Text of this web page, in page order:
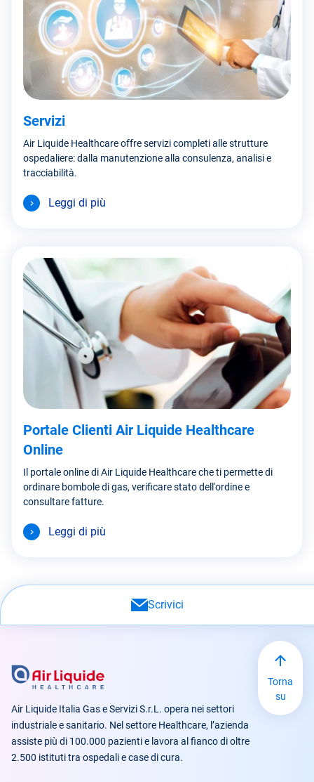
Scrivici
Servizi
Air Liquide Healthcare offre servizi completi alle strutture
ospedaliere: dalla manutenzione alla consulenza, analisi e
tracciabilità.
Leggi di più
Portale Clienti Air Liquide Healthcare
Online
Il portale online di Air Liquide Healthcare che ti permette di
ordinare bombole di gas, verificare stato dell'ordine e
consultare fatture.
Leggi di più
Air Liquide Italia Gas e Servizi S.r.L. opera nei settori
industriale e sanitario. Nel settore Healthcare, l’azienda
assiste più di 100.000 pazienti e lavora al fianco di oltre
2.500 istituti tra ospedali e case di cura.
Torna
su